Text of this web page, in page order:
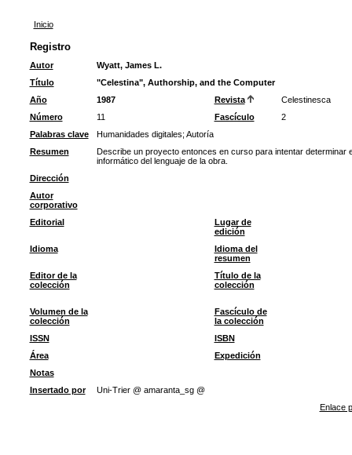
Inicio
Registro
Autor
Wyatt, James L.
Título
"Celestina", Authorship, and the Computer
Año
1987 Revista
Celestinesca
Número
11 Fascículo
2
Palabras clave
Humanidades digitales; Autoría
Resumen
Describe un proyecto entonces en curso para intentar determinar
informático del lenguaje de la obra.
Dirección
Autor
corporativo
Editorial
Lugar de
edición
Idioma
Idioma del
resumen
Editor de la
colección
Título de la
colección
Volumen de la
colección
Fascículo de
la colección
ISSN
ISBN
Área
Expedición
Notas
Insertado por
Uni-Trier @ amaranta_sg @
Enlace